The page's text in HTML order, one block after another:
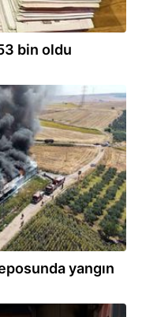
bin oldu
yangın